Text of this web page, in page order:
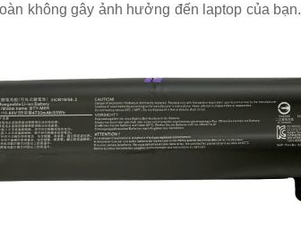
không gây ảnh hưởng đến laptop của bạn.